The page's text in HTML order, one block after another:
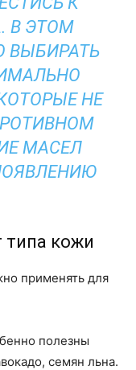
В ЭТОМ
ВЫБИРАТЬ
НЕ
МАСЕЛ
типа кожи
применять для
полезны
семян льна.